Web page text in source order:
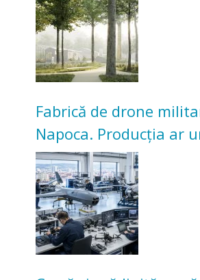
Universitarilor
Fabrică de drone
Napoca. Producția ar
înceapă în toamna